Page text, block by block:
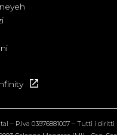
– P.Iva 03976881007 – Tutti i